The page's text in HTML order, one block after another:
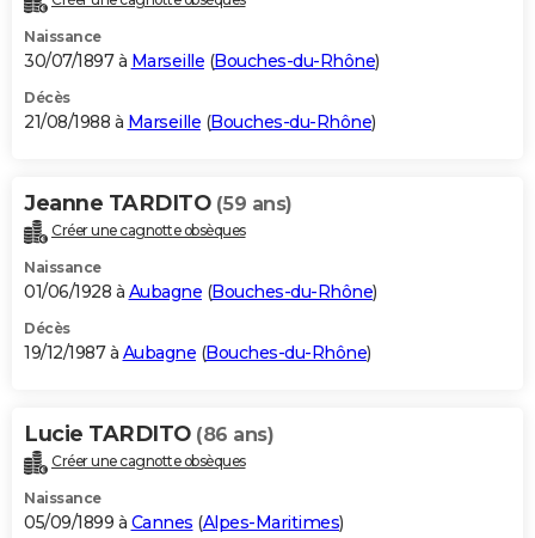
Naissance
30/07/1897 à Marseille (Bouches-du-Rhône)
Décès
21/08/1988 à Marseille (Bouches-du-Rhône)
Jeanne TARDITO (59 ans)
Créer une cagnotte obsèques
Naissance
01/06/1928 à Aubagne (Bouches-du-Rhône)
Décès
19/12/1987 à Aubagne (Bouches-du-Rhône)
Lucie TARDITO (86 ans)
Créer une cagnotte obsèques
Naissance
05/09/1899 à Cannes (Alpes-Maritimes)